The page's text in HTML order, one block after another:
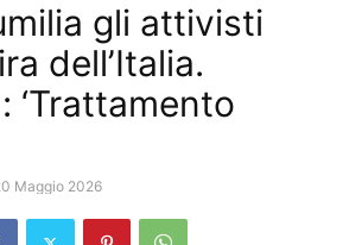
gli attivisti
dell’Italia.
‘Trattamento
Maggio 2026